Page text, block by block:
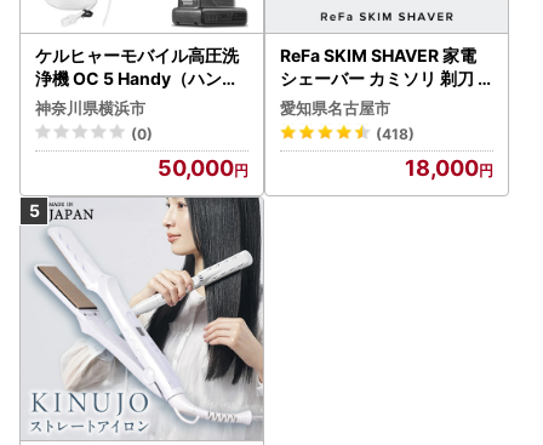
ケルヒャーモバイル高圧洗
浄機 OC 5 Handy（ハンデ
ィジェット） APV0006
神奈川県横浜市
(0)
50,000
ReFa SKIM SHAVER 家電
シェーバー カミソリ 剃刀
シェーバー
愛知県名古屋市
(418)
18,000